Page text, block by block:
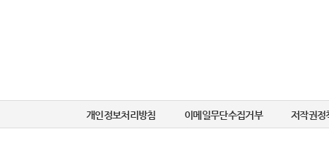
개인정보처리방침 이메일무단수집거부 저작권정